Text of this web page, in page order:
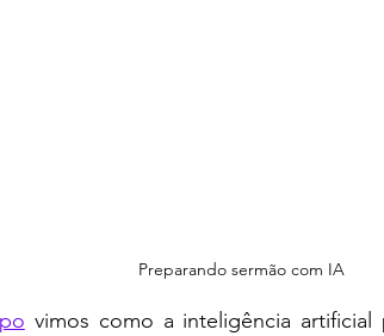
Preparando sermão com IA
vimos como a inteligência artificial